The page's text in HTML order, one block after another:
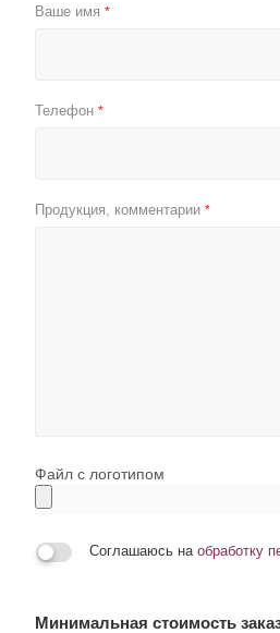
Ваше имя *
Телефон *
Продукция, комментарии *
Файл с логотипом
Соглашаюсь на обработку
Минимальная стоимость